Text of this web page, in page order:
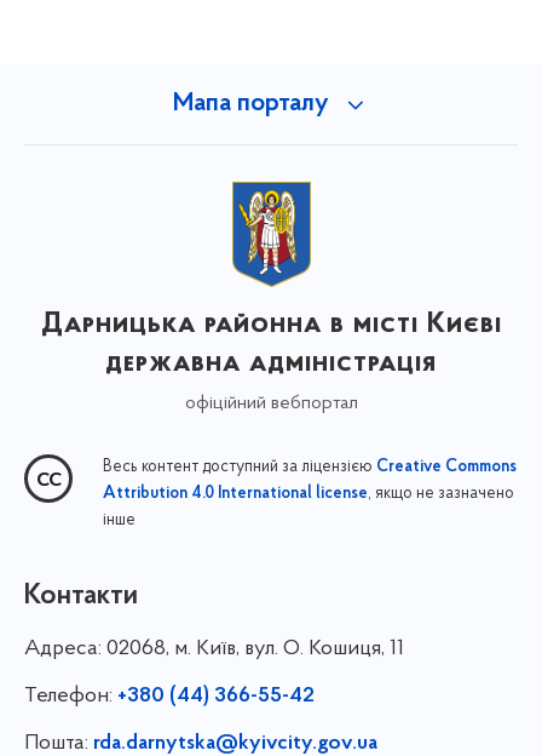
Мапа порталу
Дарницька районна в місті Києві
державна адміністрація
офіційний вебпортал
Весь контент доступний за ліцензією Creative Commons
Attribution 4.0 International license, якщо не зазначено
інше
Контакти
Адреса: 02068, м. Київ, вул. О. Кошиця, 11
Телефон: +380 (44) 366-55-42
Пошта: rda.darnytska@kyivcity.gov.ua